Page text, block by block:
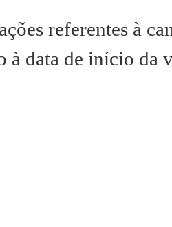
referentes à
data de início da